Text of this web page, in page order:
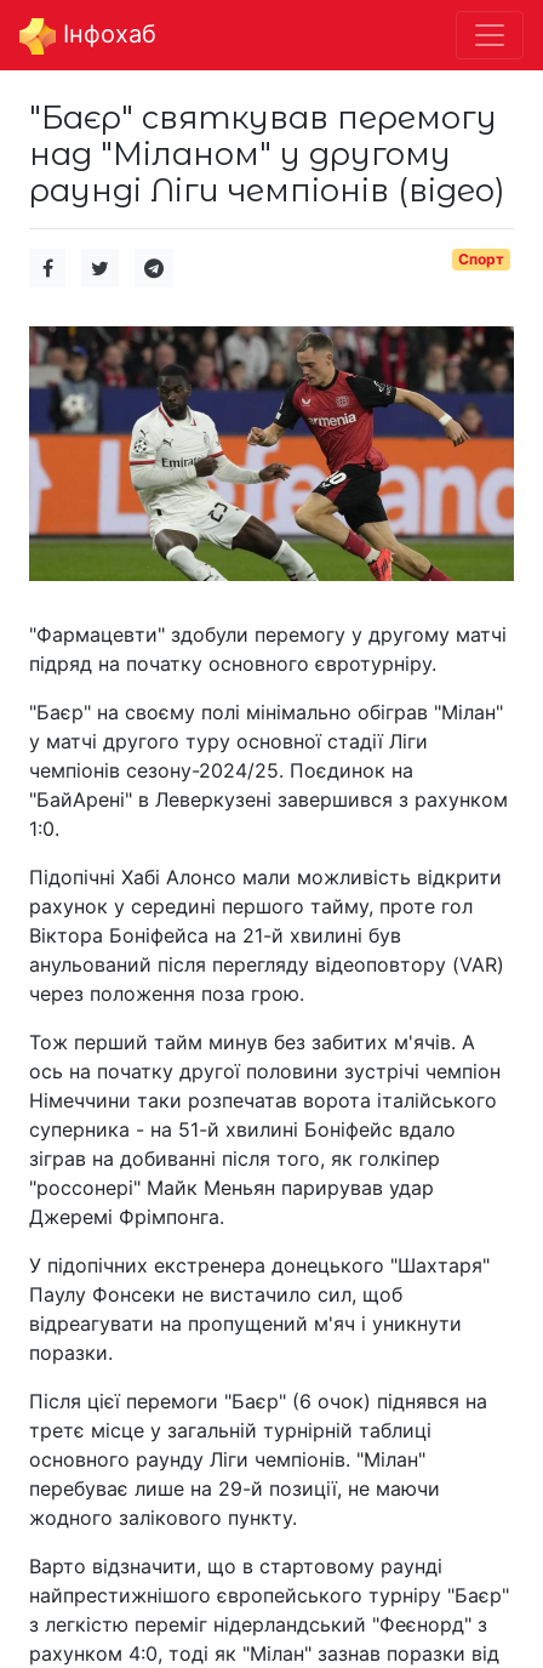
Інфохаб
"Баєр" святкував перемогу
над "Міланом" у другому
раунді Ліги чемпіонів (відео)
Спорт
"Фармацевти" здобули перемогу у другому матчі
підряд на початку основного євротурніру.
"Баєр" на своєму полі мінімально обіграв "Мілан"
у матчі другого туру основної стадії Ліги
чемпіонів сезону-2024/25. Поєдинок на
"БайАрені" в Леверкузені завершився з рахунком
1:0.
Підопічні Хабі Алонсо мали можливість відкрити
рахунок у середині першого тайму, проте гол
Віктора Боніфейса на 21-й хвилині був
анульований після перегляду відеоповтору (VAR)
через положення поза грою.
Тож перший тайм минув без забитих м'ячів. А
ось на початку другої половини зустрічі чемпіон
Німеччини таки розпечатав ворота італійського
суперника - на 51-й хвилині Боніфейс вдало
зіграв на добиванні після того, як голкіпер
"россонері" Майк Меньян парирував удар
Джеремі Фрімпонга.
У підопічних екстренера донецького "Шахтаря"
Паулу Фонсеки не вистачило сил, щоб
відреагувати на пропущений м'яч і уникнути
поразки.
Після цієї перемоги "Баєр" (6 очок) піднявся на
третє місце у загальній турнірній таблиці
основного раунду Ліги чемпіонів. "Мілан"
перебуває лише на 29-й позиції, не маючи
жодного залікового пункту.
Варто відзначити, що в стартовому раунді
найпрестижнішого європейського турніру "Баєр"
з легкістю переміг нідерландський "Феєнорд" з
рахунком 4:0, тоді як "Мілан" зазнав поразки від